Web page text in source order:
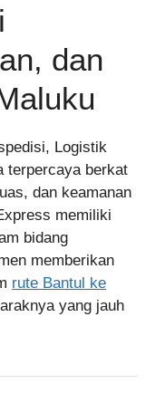
dan
Logistik
terpercaya berkat
dan keamanan
memiliki
bidang
memberikan
rute Bantul ke
yang jauh